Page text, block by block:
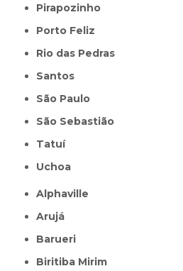
Pirapozinho
Porto Feliz
Rio das Pedras
Santos
São Paulo
São Sebastião
Tatuí
Uchoa
Alphaville
Arujá
Barueri
Biritiba Mirim